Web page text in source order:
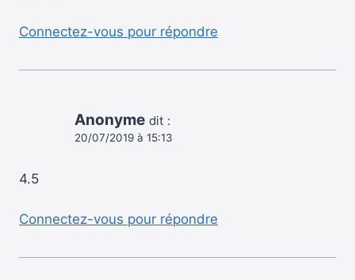
Connectez-vous pour répondre
Anonyme dit :
20/07/2019 à 15:13
4.5
Connectez-vous pour répondre